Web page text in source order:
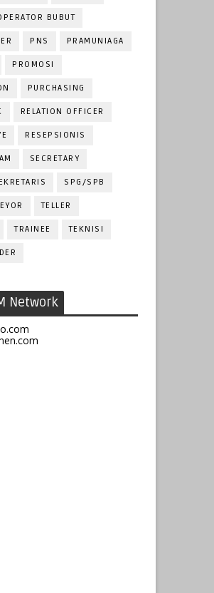
BUBUT
PNS PRAMUNIAGA
PROMOSI
PURCHASING
RELATION OFFICER
RESEPSIONIS
SECRETARY
SPG/SPB
TELLER
TRAINEE TEKNISI
Network